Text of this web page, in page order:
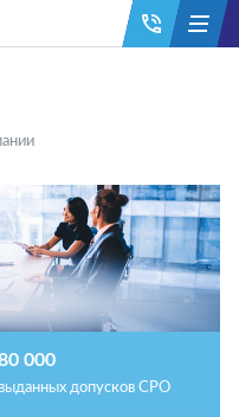
000
выданных допусков СРО